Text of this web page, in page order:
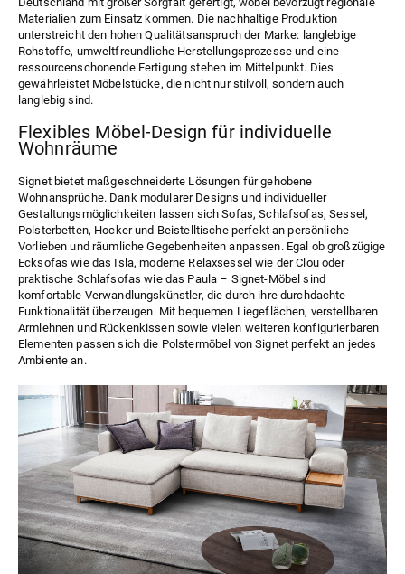
Materialien zum Einsatz kommen. Die nachhaltige Produktion
unterstreicht den hohen Qualitätsanspruch der Marke: langlebige
Rohstoffe, umweltfreundliche Herstellungsprozesse und eine
ressourcenschonende Fertigung stehen im Mittelpunkt. Dies
gewährleistet Möbelstücke, die nicht nur stilvoll, sondern auch
langlebig sind.
Flexibles Möbel-Design für individuelle
Wohnräume
Signet bietet maßgeschneiderte Lösungen für gehobene
Wohnansprüche. Dank modularer Designs und individueller
Gestaltungsmöglichkeiten lassen sich Sofas, Schlafsofas, Sessel,
Polsterbetten, Hocker und Beistelltische perfekt an persönliche
Vorlieben und räumliche Gegebenheiten anpassen. Egal ob großzügige
Ecksofas wie das Isla, moderne Relaxsessel wie derClouoder
praktische Schlafsofas wie das Paula – Signet-Möbel sind
komfortable Verwandlungskünstler, die durch ihre durchdachte
Funktionalität überzeugen. Mit bequemen Liegeflächen, verstellbaren
Armlehnen und Rückenkissen sowie vielen weiteren konfigurierbaren
Elementen passen sich die Polstermöbel von Signet perfekt an jedes
Ambiente an.